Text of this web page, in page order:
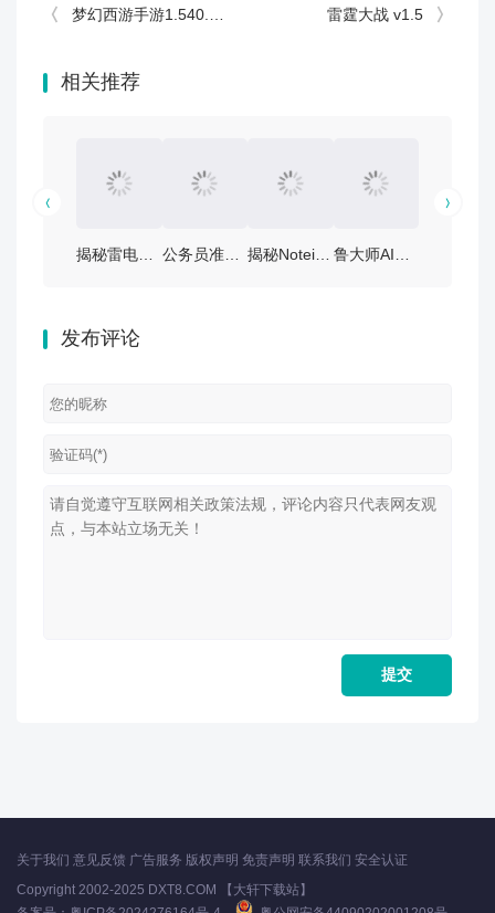
梦幻西游手游1.540.1官服最新攻略：版本强势门派推荐与高效升级指南 雷霆大战 v1.5
相关推荐
公务员准题库app v5.50安卓版——你的备考神器！
发布评论
关于我们 意见反馈 广告服务 版权声明 免责声明 联系我们 安全认证
Copyright 2002-2025 DXT8.COM 【大轩下载站】